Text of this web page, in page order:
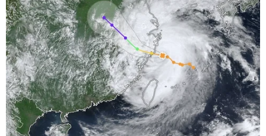
Frederick Lee nhuộm đỏ sàn diễn với bộ
sưu tập cảm hứng phương Đông
07/11/2016 07:21